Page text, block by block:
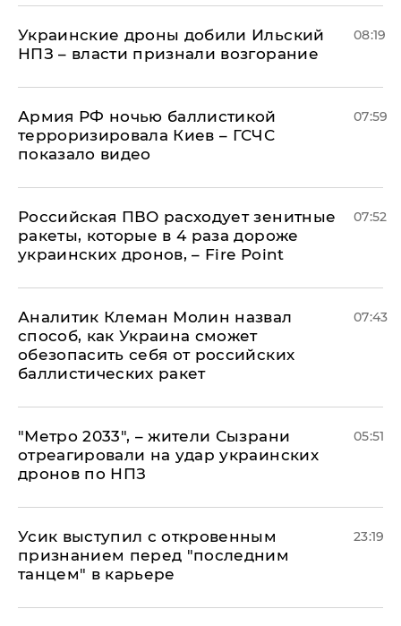
Украинские дроны добили Ильский
НПЗ – власти признали возгорание
08:19
Армия РФ ночью баллистикой
терроризировала Киев – ГСЧС
показало видео
07:59
Российская ПВО расходует зенитные
ракеты, которые в 4 раза дороже
украинских дронов, – Fire Point
07:52
Аналитик Клеман Молин назвал
способ, как Украина сможет
обезопасить себя от российских
баллистических ракет
07:43
"Метро 2033", – жители Сызрани
отреагировали на удар украинских
дронов по НПЗ
05:51
Усик выступил с откровенным
признанием перед "последним
танцем" в карьере
23:19